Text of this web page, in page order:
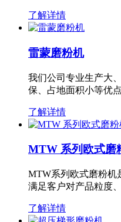
了解详情
雷蒙磨粉机
我们公司专业生产大
保、占地面积小等优
了解详情
MTW 系列欧式磨
MTW系列欧式磨粉机
满足客户对产品粒度
了解详情